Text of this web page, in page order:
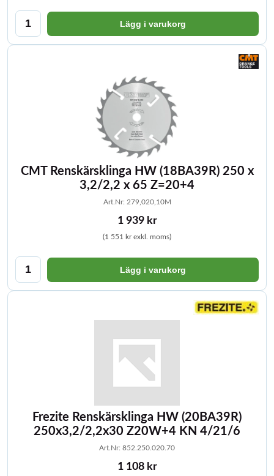
Lägg i varukorg
CMT Renskärsklinga HW (18BA39R) 250 x
3,2/2,2 x 65 Z=20+4
Art.Nr: 279,020,10M
1 939 kr
(1 551 kr exkl. moms)
Lägg i varukorg
Frezite Renskärsklinga HW (20BA39R)
250x3,2/2,2x30 Z20W+4 KN 4/21/6
Art.Nr: 852.250.020.70
1 108 kr